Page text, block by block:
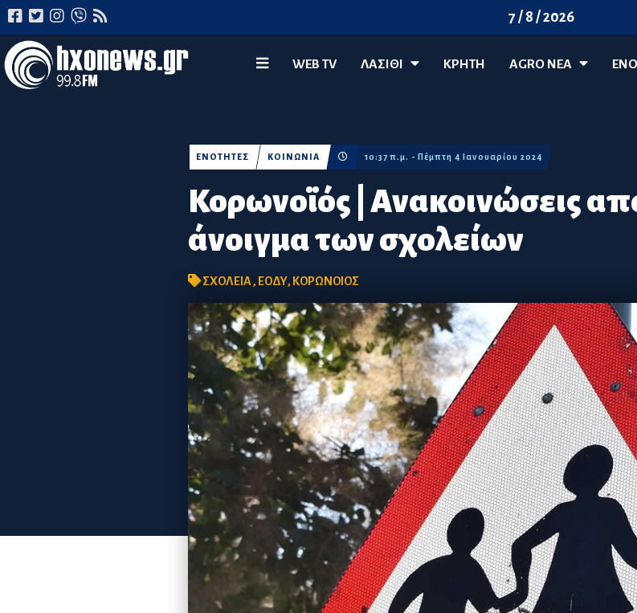
7 / 8 / 2026
WEB TV ΛΑΣΊΘΙ ΚΡΗΤΗ AGRO ΝΈΑ
Κορωνοϊός | Ανακοινώσεις
άνοιγμα των σχολείων
ΕΝΟΤΗΤΕΣ ΚΟΙΝΩΝΙΑ 10:37 π.μ. - Πέμπτη 4 Ιανουαρίου 2024
ΣΧΟΛΕΙΑ, ΕΟΔΥ, ΚΟΡΩΝΟΙΟΣ